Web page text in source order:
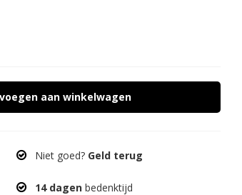
aan winkelwagen
Niet goed? Geld terug
14 dagen bedenktijd